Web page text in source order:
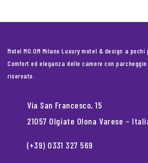
Motel MO.OM Milano Luxury motel & design a pochi
Comfort ed eleganza delle camere con
riservato.
Via San Francesco, 15
21057 Olgiate Olona Varese –
(+39) 0331 327 569